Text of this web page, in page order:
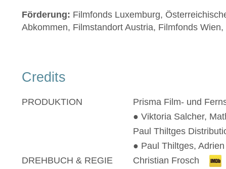
Förderung: Filmfonds Luxemburg,
Abkommen, Filmstandort Austria, Filmfonds Wien,
Credits
PRODUKTION
Prisma Film- und
● Viktoria Salcher,
Paul Thiltges
● Paul Thiltges,
DREHBUCH & REGIE
Christian Frosch